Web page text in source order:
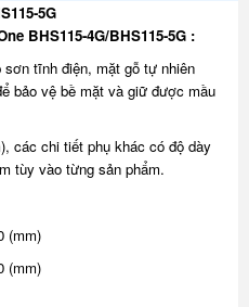
5G
BHS115-4G/BHS115-5G :
tĩnh điện, mặt gỗ tự nhiên
bảo vệ bề mặt và giữ được mầu
các chi tiết phụ khác có độ dày
tùy vào từng sản phẩm.
(mm)
(mm)